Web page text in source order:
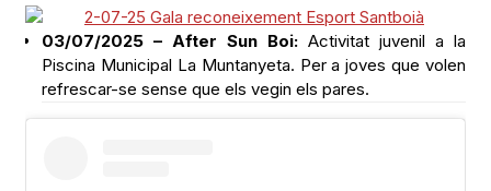
03/07/2025 – After Sun Boi: Activitat juvenil a la
Piscina Municipal La Muntanyeta. Per a joves que volen
refrescar-se sense que els vegin els pares.